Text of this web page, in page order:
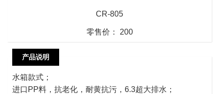
CR-805
零售价： 200
产品说明
水箱款式；
进口PP料，抗老化，耐黄抗污，6.3超大排水；